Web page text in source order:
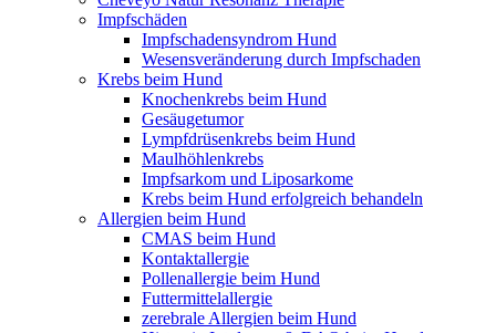
Impfschäden
Impfschadensyndrom Hund
Wesensveränderung durch Impfschaden
Krebs beim Hund
Knochenkrebs beim Hund
Gesäugetumor
Lympfdrüsenkrebs beim Hund
Maulhöhlenkrebs
Impfsarkom und Liposarkome
Krebs beim Hund erfolgreich behandeln
Allergien beim Hund
CMAS beim Hund
Kontaktallergie
Pollenallergie beim Hund
Futtermittelallergie
zerebrale Allergien beim Hund